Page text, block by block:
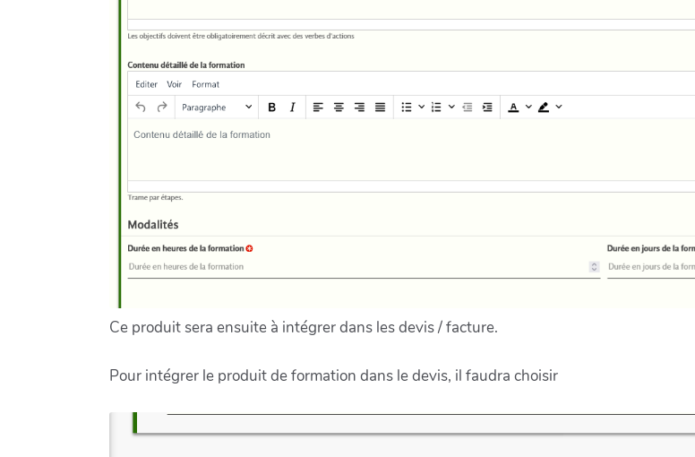
Ce produit sera ensuite à intégrer dans les devis / facture.
Pour intégrer le produit de formation dans le devis, il faudra choisir